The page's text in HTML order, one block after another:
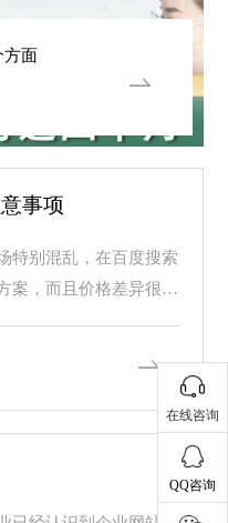
方面
事项
别混乱，在百度搜索
案，而且价格差异很
在线咨询
QQ咨询